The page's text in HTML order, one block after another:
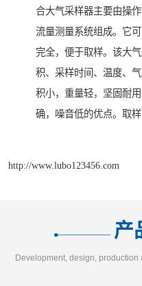
合大气采样器主要由操
流量测量系统组成。它
完全，便于取样。该大
积、采样时间、温度、
积小，重量轻，坚固耐
确，噪音低的优点。取
http://www.lubo123456.com
产